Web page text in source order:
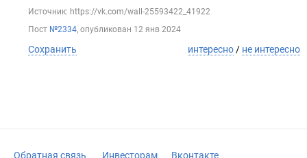
Источник: https://vk.com/wall-25593422_41922
Пост №2334, опубликован 12 янв 2024
Сохранить интересно / не интересно
Обратная связь Инвесторам Вконтакте